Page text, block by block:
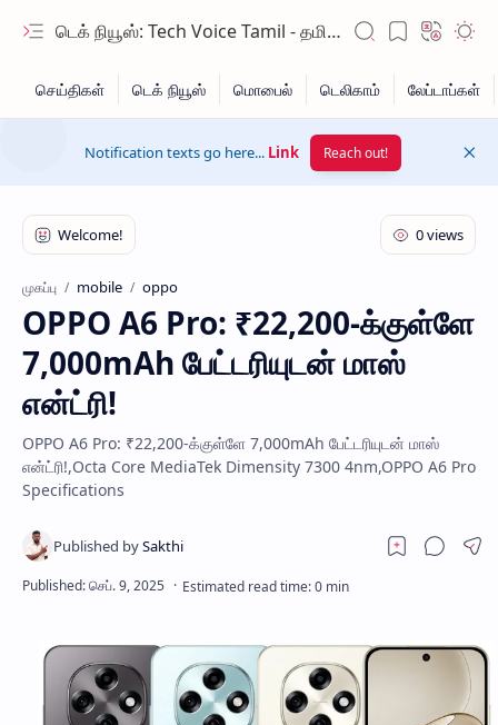
டெக் நியூஸ்: Tech Voice Tamil - தமிழ் டெக் & 2026 AI செய்திகள்.
Hidden Menu
Hidden Menu
Notification texts go here... Link Reach out!
முகப்பு mobile oppo
OPPO A6 Pro: ₹22,200-க்குள்ளே
7,000mAh பேட்டரியுடன் மாஸ்
என்ட்ரி!
OPPO A6 Pro: ₹22,200-க்குள்ளே 7,000mAh பேட்டரியுடன் மாஸ்
என்ட்ரி!,Octa Core MediaTek Dimensity 7300 4nm,OPPO A6 Pro
Specifications